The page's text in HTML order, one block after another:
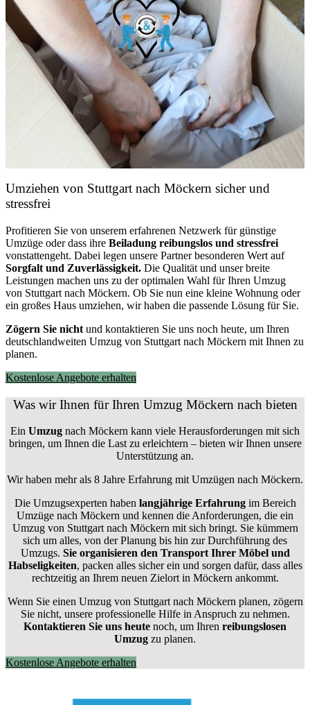
Umziehen von Stuttgart nach Möckern sicher und
stressfrei
Profitieren Sie von unserem erfahrenen Netzwerk für günstige
Umzüge oder dass ihre Beiladung reibungslos und stressfrei
vonstattengeht. Dabei legen unsere Partner besonderen Wert auf
Sorgfalt und Zuverlässigkeit. Die Qualität und unser breite
Leistungen machen uns zu der optimalen Wahl für Ihren Umzug
von Stuttgart nach Möckern. Ob Sie nun eine kleine Wohnung oder
ein großes Haus umziehen, wir haben die passende Lösung für Sie.
Zögern Sie nicht und kontaktieren Sie uns noch heute, um Ihren
deutschlandweiten Umzug von Stuttgart nach Möckern mit Ihnen zu
planen.
Kostenlose Angebote erhalten
Was wir Ihnen für Ihren Umzug Möckern nach bieten
Ein Umzug nach Möckern kann viele Herausforderungen mit sich
bringen, um Ihnen die Last zu erleichtern – bieten wir Ihnen unsere
Unterstützung an.
Wir haben mehr als 8 Jahre Erfahrung mit Umzügen nach Möckern.
Die Umzugsexperten haben langjährige Erfahrungim Bereich
Umzüge nach Möckern und kennen die Anforderungen, die ein
Umzug von Stuttgart nach Möckern mit sich bringt. Sie kümmern
sich um alles, von der Planung bis hin zur Durchführung des
Umzugs. Sie organisieren den Transport Ihrer Möbel und
Habseligkeiten, packen alles sicher ein und sorgen dafür, dass alles
rechtzeitig an Ihrem neuen Zielort in Möckern ankommt.
Wenn Sie einen Umzug von Stuttgart nach Möckern planen, zögern
Sie nicht, unsere professionelle Hilfe in Anspruch zu nehmen.
Kontaktieren Sie uns heute noch, um Ihren reibungslosen
Umzug zu planen.
Kostenlose Angebote erhalten